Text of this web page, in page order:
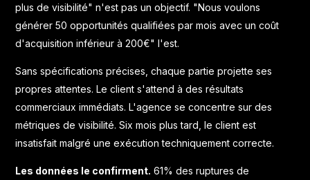
plus de visibilité" n'est pas un objectif. "Nous voulons
générer 50 opportunités qualifiées par mois avec un coût
d'acquisition inférieur à 200€" l'est.
Sans spécifications précises, chaque partie projette ses
propres attentes. Le client s'attend à des résultats
commerciaux immédiats. L'agence se concentre sur des
métriques de visibilité. Six mois plus tard, le client est
insatisfait malgré une exécution techniquement correcte.
Les données le confirment. 61% des ruptures de